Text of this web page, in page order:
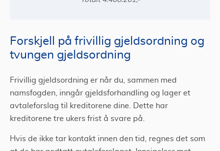
Forskjell på frivillig gjeldsordning og
tvungen gjeldsordning
Frivillig gjeldsordning er når du, sammen med
namsfogden, inngår gjeldsforhandling og lager et
avtaleforslag til kreditorene dine. Dette har
kreditorene tre ukers frist å svare på.
Hvis de ikke tar kontakt innen den tid, regnes det som